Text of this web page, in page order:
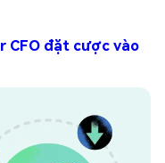
CFO đặt cược vào